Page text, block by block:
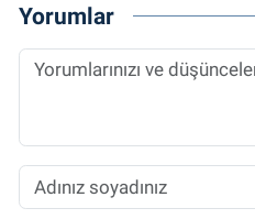
Yorumlar